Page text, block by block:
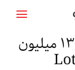
یک آلبرتایی برنده جایزه ۱۳ میلیون